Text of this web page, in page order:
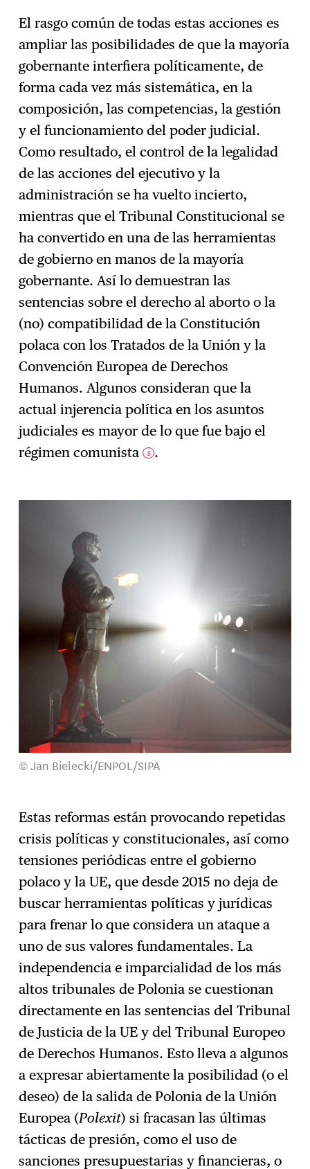
El rasgo común de todas estas acciones es
ampliar las posibilidades de que la mayoría
gobernante interfiera políticamente, de
forma cada vez más sistemática, en la
composición, las competencias, la gestión
y el funcionamiento del poder judicial.
Como resultado, el control de la legalidad
de las acciones del ejecutivo y la
administración se ha vuelto incierto,
mientras que el Tribunal Constitucional se
ha convertido en una de las herramientas
de gobierno en manos de la mayoría
gobernante. Así lo demuestran las
sentencias sobre el derecho al aborto o la
(no) compatibilidad de la Constitución
polaca con los Tratados de la Unión y la
Convención Europea de Derechos
Humanos. Algunos consideran que la
actual injerencia política en los asuntos
judiciales es mayor de lo que fue bajo el
régimen comunista 5 .
© Jan Bielecki/ENPOL/SIPA
Estas reformas están provocando repetidas
crisis políticas y constitucionales, así como
tensiones periódicas entre el gobierno
polaco y la UE, que desde 2015 no deja de
buscar herramientas políticas y jurídicas
para frenar lo que considera un ataque a
uno de sus valores fundamentales. La
independencia e imparcialidad de los más
altos tribunales de Polonia se cuestionan
directamente en las sentencias del Tribunal
de Justicia de la UE y del Tribunal Europeo
de Derechos Humanos. Esto lleva a algunos
a expresar abiertamente la posibilidad (o el
deseo) de la salida de Polonia de la Unión
Europea (Polexit) si fracasan las últimas
tácticas de presión, como el uso de
sanciones presupuestarias y financieras, o